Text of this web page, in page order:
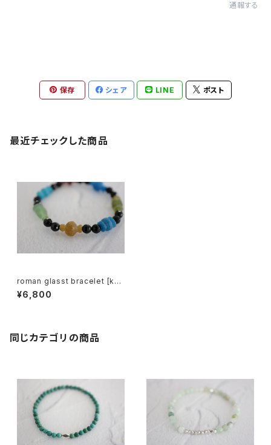
通報する
保存 シェア LINE ポスト
最近チェックした商品
roman glasst bracelet [kgf
5570]
¥6,800
同じカテゴリの商品